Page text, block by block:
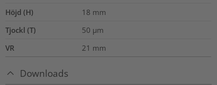
Höjd (H) 18 mm
Tjockl (T)
50 µm
VR
21 mm
Downloads